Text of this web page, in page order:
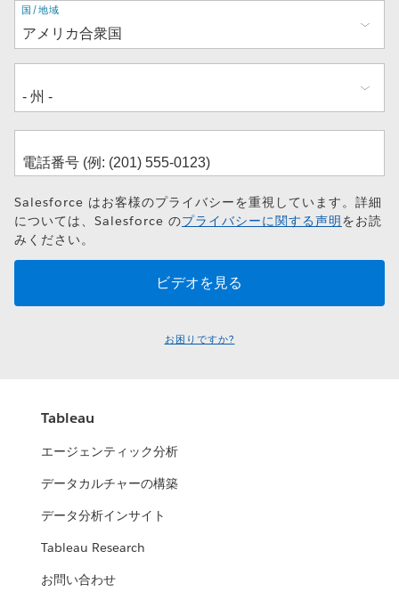
住
所
国/地域
Salesforce はお客様のプライバシーを重視しています。詳細
については、Salesforce のプライバシーに関する声明をお読
みください。
お困りですか?
Tableau
エージェンティック分析
データカルチャーの構築
データ分析インサイト
Tableau Research
お問い合わせ